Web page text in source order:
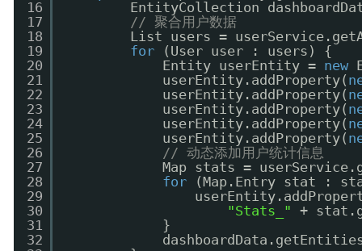
16
17
18
19
20
21
22
23
24
25
26
27
28
29
30
31
32
EntityCollection
// 聚合用户数据
List users =
for
(User user : users) {
Entity userEntity = new
userEntity.addProperty(
userEntity.addProperty(
userEntity.addProperty(
userEntity.addProperty(
userEntity.addProperty(
// 动态添加用户统计信息
Map stats =
for
(Map.Entry stat :
"Stats_"
+
}